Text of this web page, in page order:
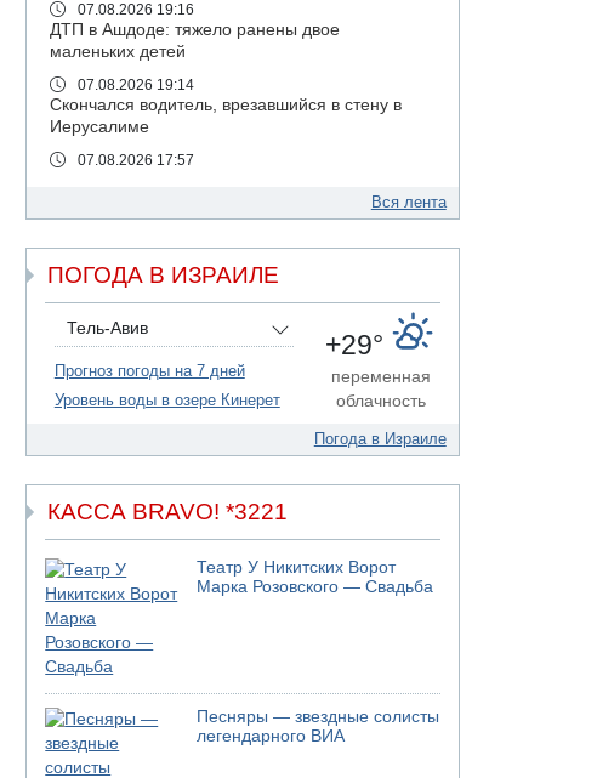
07.08.2026 19:16
ДТП в Ашдоде: тяжело ранены двое
маленьких детей
07.08.2026 19:14
Скончался водитель, врезавшийся в стену в
Иерусалиме
07.08.2026 17:57
подозреваемого в коррупционных
отношениях с Йоавом Элиаси
07.08.2026 17:51
БАГАЦ отказался заморозить лишение
налоговых льгот для уклонистов-харедим
07.08.2026 17:48
В Иерусалиме водитель врезался в забор и
07.08.2026 13:47
Ливанская армия сообщила о ранении
солдата
Моджтаба Хаменеи в плохом состоянии
07.08.2026 11:55
Министр обороны ушел с заседания кабинета
на свадьбу
Саудовская Аравия опасается нападения
хуситов и иракских ополченцев
07.08.2026 08:29
Вся лента
ПОГОДА В ИЗРАИЛЕ
Тель-Авив
Прогноз погоды на 7 дней
Уровень воды в озере Кинерет
+29°
переменная
облачность
Погода в Израиле
КАССА BRAVO! *3221
Театр У Никитских Ворот
Марка Розовского — Свадьба
Песняры — звездные солисты
легендарного ВИА